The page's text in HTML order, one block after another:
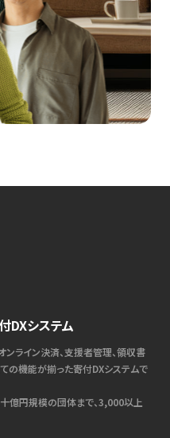
DXシステム
ンライン決済、支援者管理、領収書
の機能が揃った寄付DXシステムで
億円規模の団体まで、3,000以上